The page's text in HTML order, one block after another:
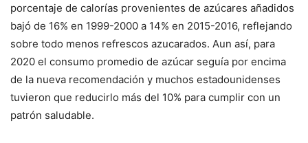
porcentaje de calorías provenientes de azúcares añadidos
bajó de 16% en 1999-2000 a 14% en 2015-2016, reflejando
sobre todo menos refrescos azucarados. Aun así, para
2020 el consumo promedio de azúcar seguía por encima
de la nueva recomendación y muchos estadounidenses
tuvieron que reducirlo más del 10% para cumplir con un
patrón saludable.